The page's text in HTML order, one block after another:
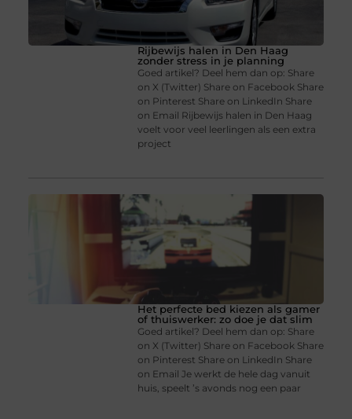
Rijbewijs halen in Den Haag
zonder stress in je planning
Goed artikel? Deel hem dan op: Share
on X (Twitter) Share on Facebook Share
on Pinterest Share on LinkedIn Share
on Email Rijbewijs halen in Den Haag
voelt voor veel leerlingen als een extra
project
Het perfecte bed kiezen als gamer
of thuiswerker: zo doe je dat slim
Goed artikel? Deel hem dan op: Share
on X (Twitter) Share on Facebook Share
on Pinterest Share on LinkedIn Share
on Email Je werkt de hele dag vanuit
huis, speelt ’s avonds nog een paar